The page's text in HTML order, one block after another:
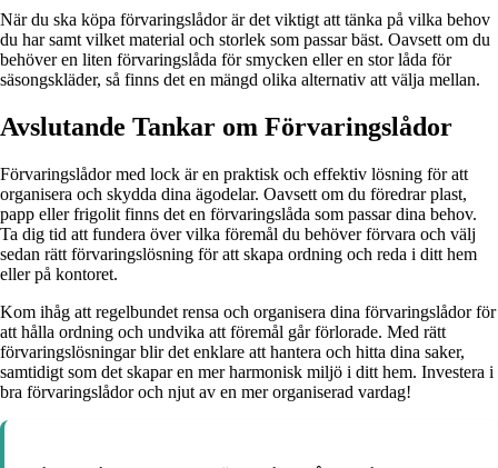
När du ska köpa förvaringslådor är det viktigt att tänka på vilka behov
du har samt vilket material och storlek som passar bäst. Oavsett om du
behöver en liten förvaringslåda för smycken eller en stor låda för
säsongskläder, så finns det en mängd olika alternativ att välja mellan.
Avslutande Tankar om Förvaringslådor
Förvaringslådor med lock är en praktisk och effektiv lösning för att
organisera och skydda dina ägodelar. Oavsett om du föredrar plast,
papp eller frigolit finns det en förvaringslåda som passar dina behov.
Ta dig tid att fundera över vilka föremål du behöver förvara och välj
sedan rätt förvaringslösning för att skapa ordning och reda i ditt hem
eller på kontoret.
Kom ihåg att regelbundet rensa och organisera dina förvaringslådor för
att hålla ordning och undvika att föremål går förlorade. Med rätt
förvaringslösningar blir det enklare att hantera och hitta dina saker,
samtidigt som det skapar en mer harmonisk miljö i ditt hem. Investera i
bra förvaringslådor och njut av en mer organiserad vardag!